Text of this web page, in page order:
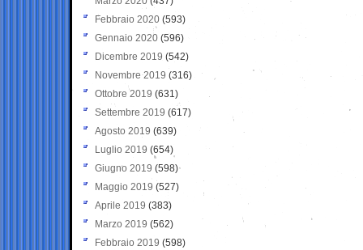
Febbraio 2020 (593)
Gennaio 2020 (596)
Dicembre 2019 (542)
Novembre 2019 (316)
Ottobre 2019 (631)
Settembre 2019 (617)
Agosto 2019 (639)
Luglio 2019 (654)
Giugno 2019 (598)
Maggio 2019 (527)
Aprile 2019 (383)
Marzo 2019 (562)
Febbraio 2019 (598)